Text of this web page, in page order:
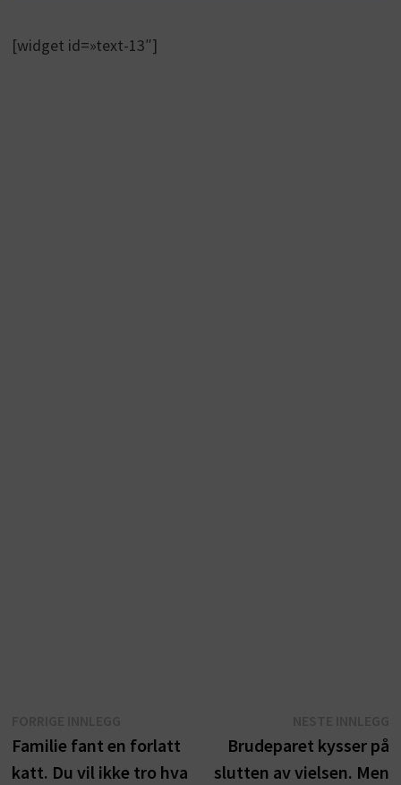
[widget id=»text-13″]
innlegg:
Familie fant en forlatt
katt. Du vil ikke tro hva
Brudeparet kysser på
slutten av vielsen. Men